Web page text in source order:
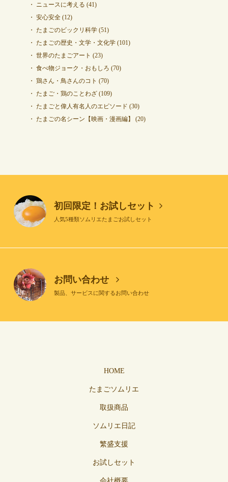
ニュースに考える (41)
安心安全(12)
たまごのビックリ科学(51)
たまごの歴史・文学・文化学(101)
世界のたまごアート (23)
食べ物ジョーク・おもしろ (70)
鶏さん・鳥さんのコト (70)
たまご・鶏のことわざ(109)
たまごと偉人有名人のエピソード (30)
たまごの名シーン【映画・漫画編】
(20)
初回限定！お試しセット
人気5種類ソムリエたまごお試しセット
お問い合わせ
製品、サービスに関するお問い合わせ
HOME
たまごソムリエ
取扱商品
ソムリエ日記
繁盛支援
お試しセット